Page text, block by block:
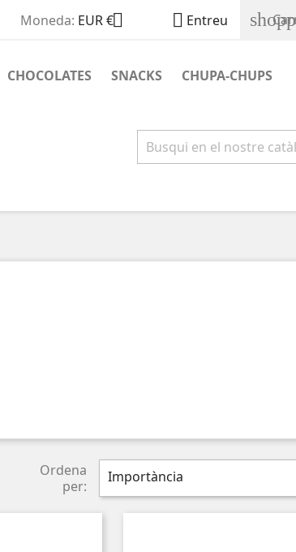
Moneda: EUR €  Entreu
CHOCOLATES SNACKS
CHUPA-CHUPS
Ordena
per:
Importància